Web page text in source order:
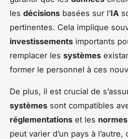
les décisions basées sur l’IA
pertinentes. Cela implique
investissements importants
remplacer les systèmes
former le personnel à ces
De plus, il est crucial de
systèmes sont compatibles
réglementations et les normes
peut varier d’un pays à